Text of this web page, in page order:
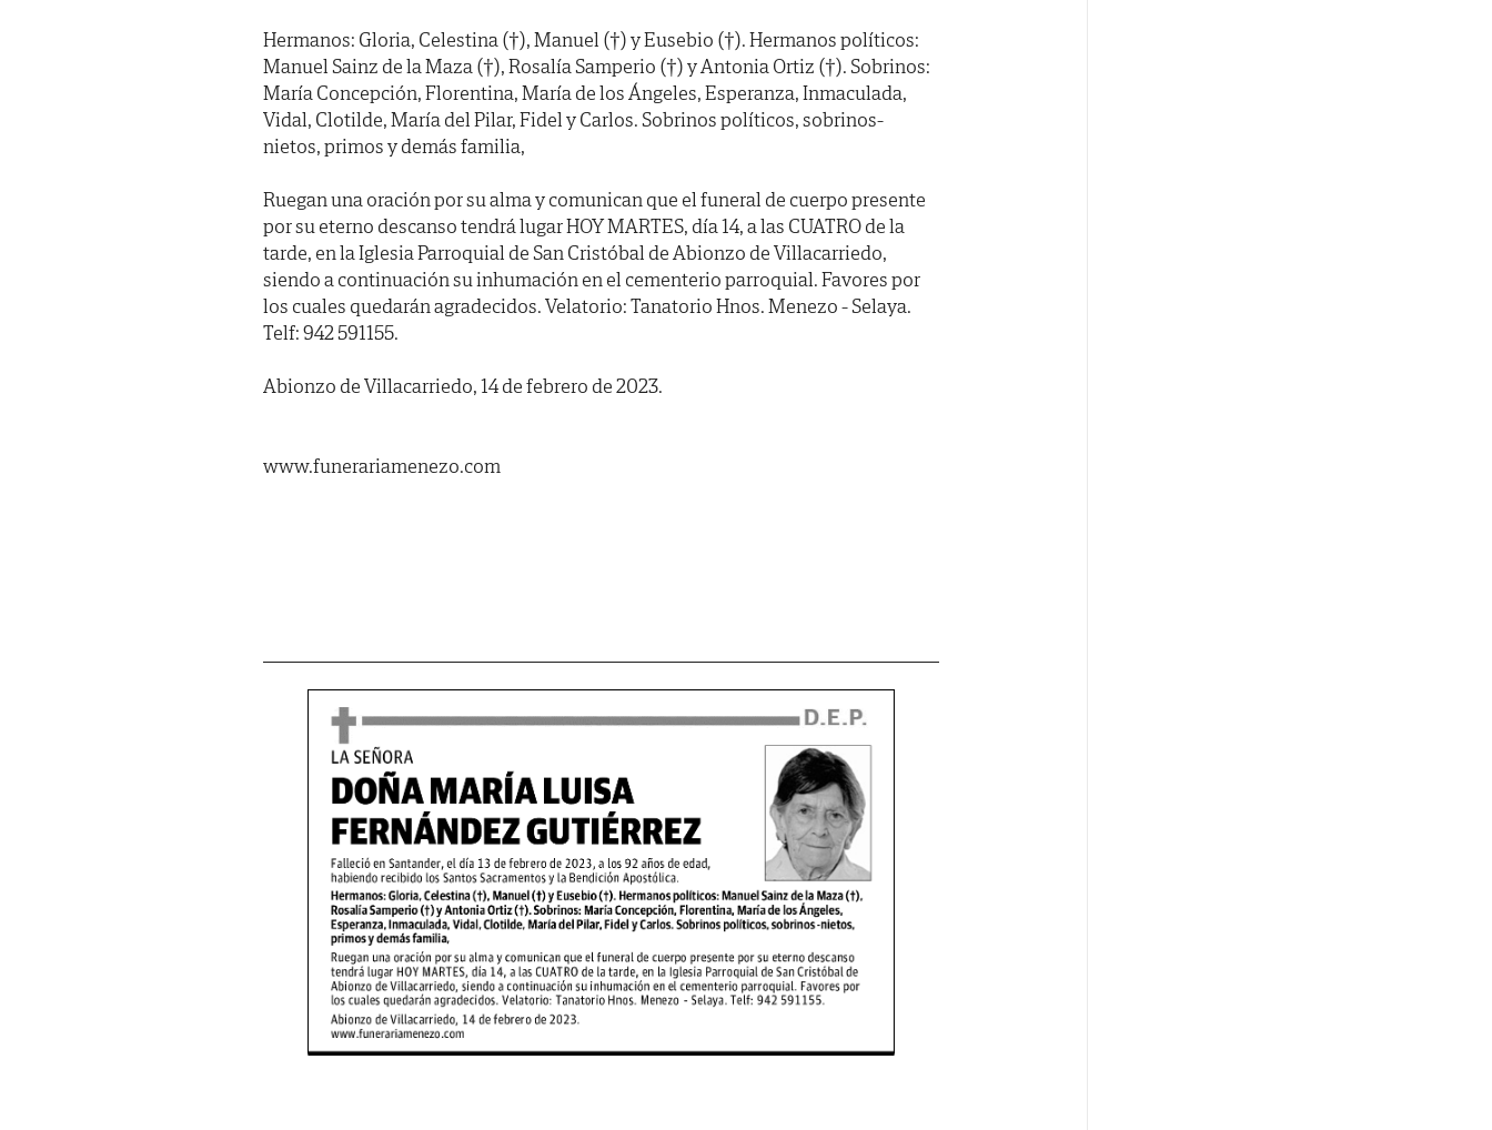
Hermanos: Gloria, Celestina (†), Manuel (†) y Eusebio (†). Hermanos políticos:
Manuel Sainz de la Maza (†), Rosalía Samperio (†) y Antonia Ortiz (†). Sobrinos:
María Concepción, Florentina, María de los Ángeles, Esperanza, Inmaculada,
Vidal, Clotilde, María del Pilar, Fidel y Carlos. Sobrinos políticos, sobrinos-
nietos, primos y demás familia,
Ruegan una oración por su alma y comunican que el funeral de cuerpo presente
por su eterno descanso tendrá lugar HOY MARTES, día 14, a las CUATRO de la
tarde, en la Iglesia Parroquial de San Cristóbal de Abionzo de Villacarriedo,
siendo a continuación su inhumación en el cementerio parroquial. Favores por
los cuales quedarán agradecidos. Velatorio: Tanatorio Hnos. Menezo - Selaya.
Telf: 942 591155.
Abionzo de Villacarriedo, 14 de febrero de 2023.
www.funerariamenezo.com